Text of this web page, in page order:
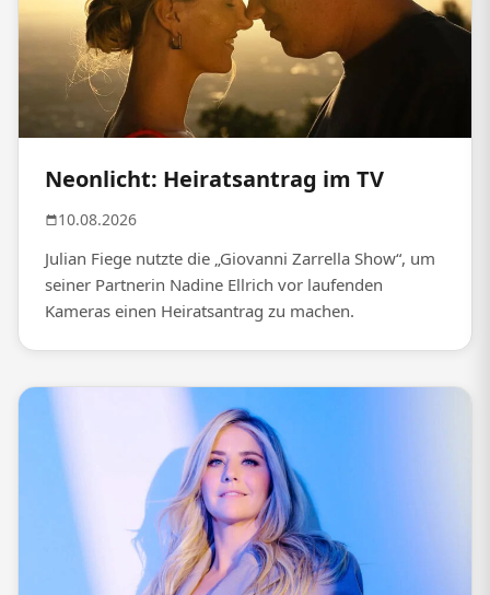
Neonlicht: Heiratsantrag im TV
10.08.2026
Julian Fiege nutzte die „Giovanni Zarrella Show“, um
seiner Partnerin Nadine Ellrich vor laufenden
Kameras einen Heiratsantrag zu machen.